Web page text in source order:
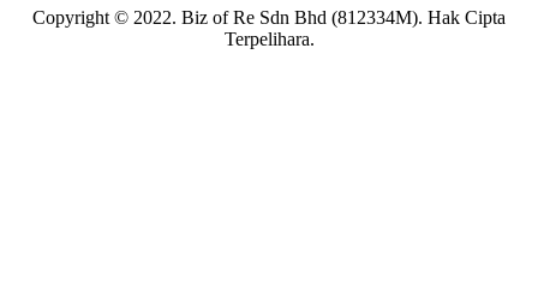
Copyright © 2022. Biz of Re Sdn Bhd (812334M). Hak Cipta
Terpelihara.